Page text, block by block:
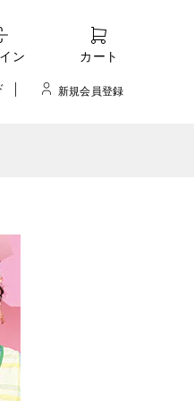
ン カート
新規会員登録